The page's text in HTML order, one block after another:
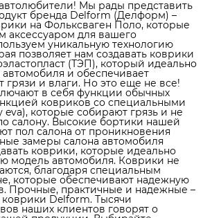
Мы рады представить
бренда Delform (Делформ) –
на Фольксваген Поло, которые
аксессуаром для вашего
уникальную технологию
позволяет нам создавать коврики
(ТЭП), который идеально
и обеспечивает
грязи и влаги. Но это еще не все!
в себя функции обычных
ковриков со специальными
которые собирают грязь и не
салону. Высокие бортики нашей
пол салона от проникновения
замеры салона автомобиля
коврики, которые идеально
модель автомобиля. Коврики не
благодаря специальным
которые обеспечивают надежную
Прочные, практичные и надежные –
Delform. Тысячи
наших клиентов говорят о